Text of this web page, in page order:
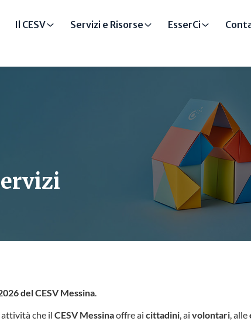
Il CESV Servizi e Risorse EsserCi
del CESV Messina.
attività che il CESV Messinaoffre ai cittadini, ai volontari, alle